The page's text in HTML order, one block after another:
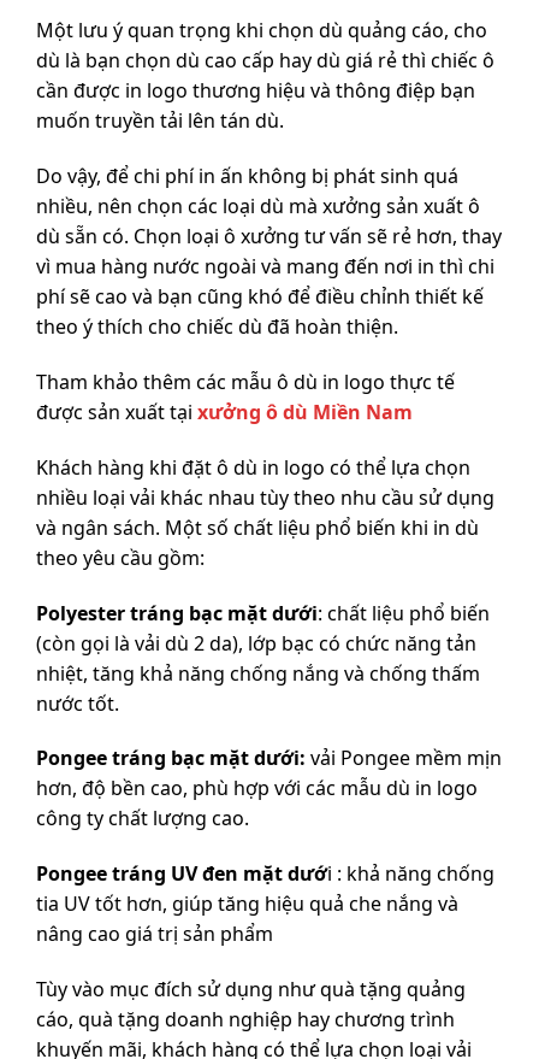
Một lưu ý quan trọng khi chọn dù quảng cáo, cho
dù là bạn chọn dù cao cấp hay dù giá rẻ thì chiếc ô
cần được in logo thương hiệu và thông điệp bạn
muốn truyền tải lên tán dù.
Do vậy, để chi phí in ấn không bị phát sinh quá
nhiều, nên chọn các loại dù mà xưởng sản xuất ô
dù sẵn có. Chọn loại ô xưởng tư vấn sẽ rẻ hơn, thay
vì mua hàng nước ngoài và mang đến nơi in thì chi
phí sẽ cao và bạn cũng khó để điều chỉnh thiết kế
theo ý thích cho chiếc dù đã hoàn thiện.
Tham khảo thêm các mẫu ô dù in logo thực tế
được sản xuất tại xưởng ô dù Miền Nam
Khách hàng khi đặt ô dù in logo có thể lựa chọn
nhiều loại vải khác nhau tùy theo nhu cầu sử dụng
và ngân sách. Một số chất liệu phổ biến khi in dù
theo yêu cầu gồm:
Polyester tráng bạc mặt dưới: chất liệu phổ biến
(còn gọi là vải dù 2 da), lớp bạc có chức năng tản
nhiệt, tăng khả năng chống nắng và chống thấm
nước tốt.
Pongee tráng bạc mặt dưới: vải Pongee mềm mịn
hơn, độ bền cao, phù hợp với các mẫu dù in logo
công ty chất lượng cao.
Pongee tráng UV đen mặt dưới : khả năng chống
tia UV tốt hơn, giúp tăng hiệu quả che nắng và
nâng cao giá trị sản phẩm
Tùy vào mục đích sử dụng như quà tặng quảng
cáo, quà tặng doanh nghiệp hay chương trình
khuyến mãi, khách hàng có thể lựa chọn loại vải